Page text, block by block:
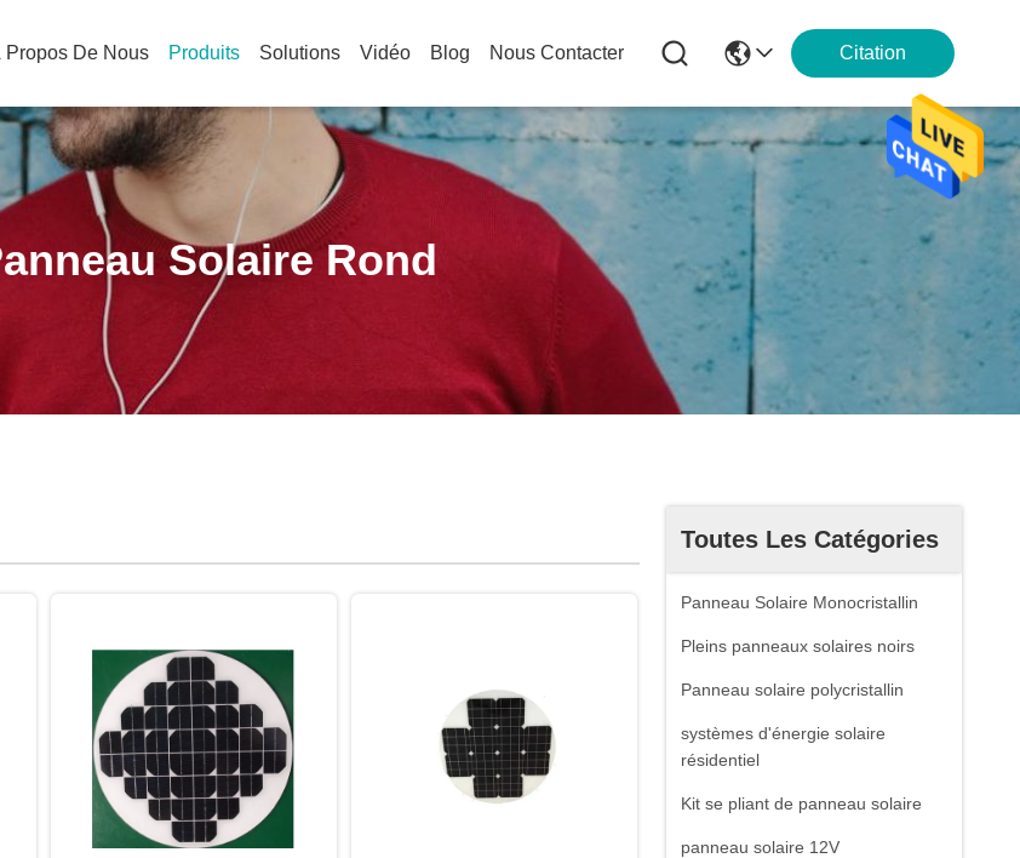
Propos De Nous Produits Solutions Vidéo Blog Nous Contacter Citation
Solaire Rond
Toutes Les Catégories
Panneau Solaire Monocristallin
Pleins panneaux solaires noirs
Panneau solaire polycristallin
systèmes d'énergie solaire
résidentiel
Kit se pliant de panneau solaire
panneau solaire 12V